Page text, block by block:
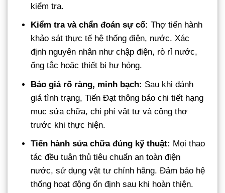
kiểm tra.
Kiểm tra và chẩn đoán sự cố: Thợ tiến hành
khảo sát thực tế hệ thống điện, nước. Xác
định nguyên nhân như chập điện, rò rỉ nước,
ống tắc hoặc thiết bị hư hỏng.
Báo giá rõ ràng, minh bạch: Sau khi đánh
giá tình trạng, Tiến Đạt thông báo chi tiết hạng
mục sửa chữa, chi phí vật tư và công thợ
trước khi thực hiện.
Tiến hành sửa chữa đúng kỹ thuật: Mọi thao
tác đều tuân thủ tiêu chuẩn an toàn điện
nước, sử dụng vật tư chính hãng. Đảm bảo hệ
thống hoạt động ổn định sau khi hoàn thiện.